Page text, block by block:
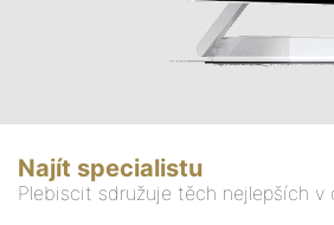
Najít specialistu
Plebiscit sdružuje těch nejlepších v